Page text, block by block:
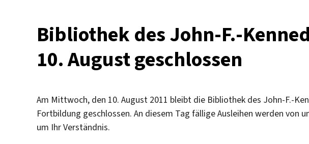
Bibliothek des John-F.-
10. August geschlossen
Am Mittwoch, den 10. August 2011 bleibt die Bibliothek des John-F.-
Fortbildung geschlossen. An diesem Tag fällige Ausleihen werden von
um Ihr Verständnis.